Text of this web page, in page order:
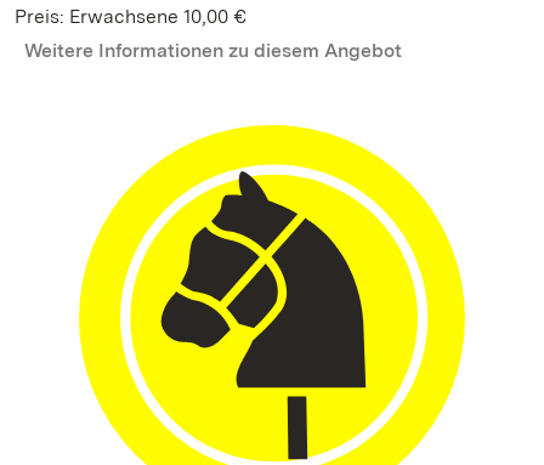
Preis: Erwachsene 10,00 €
Weitere Informationen zu diesem Angebot